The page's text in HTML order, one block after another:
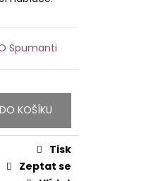
Spumanti
DO KOŠÍKU
Tisk
Zeptat se